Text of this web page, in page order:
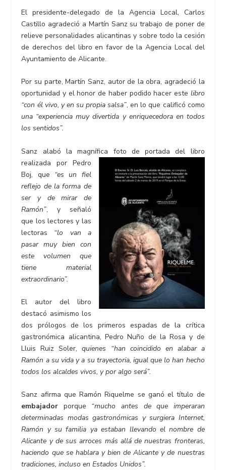
El presidente-delegado de la Agencia Local, Carlos
Castillo agradeció a Martín Sanz su trabajo de poner de
relieve personalidades alicantinas y sobre todo la cesión
de derechos del libro en favor de la Agencia Local del
Ayuntamiento de Alicante.
Por su parte, Martín Sanz, autor de la obra, agradeció la
oportunidad y el honor de haber podido hacer este libro
“con él vivo, y en su propia salsa”, en lo que calificó como
una “experiencia muy divertida y enriquecedora en todos
los sentidos”.
Sanz alabó la magnífica foto de portada del libro
realizada por Pedro
Boj, que “es un fiel
reflejo de la forma de
ser y de mirar de
Ramón”, y señaló
que los lectores y las
lectoras “lo van a
pasar muy bien con
este volumen que
tiene material
extraordinario”.
El autor del libro
destacó asimismo los
dos prólogos de los primeros espadas de la crítica
gastronómica alicantina, Pedro Nuño de la Rosa y de
Lluis Ruiz Soler,quienes “han coincidido en alabar a
Ramón a su vida y a su trayectoria, igual que lo han hecho
todos los alcaldes vivos, y por algo será”.
Sanz afirma que Ramón Riquelme se ganó el título de
embajador porque “mucho antes de que imperaran
determinadas modas gastronómicas y surgiera Internet,
Ramón y su familia ya estaban llevando el nombre de
Alicante y de sus arroces más allá de nuestras fronteras,
haciendo que se hablara y bien de Alicante y de nuestras
tradiciones, incluso en Estados Unidos”.